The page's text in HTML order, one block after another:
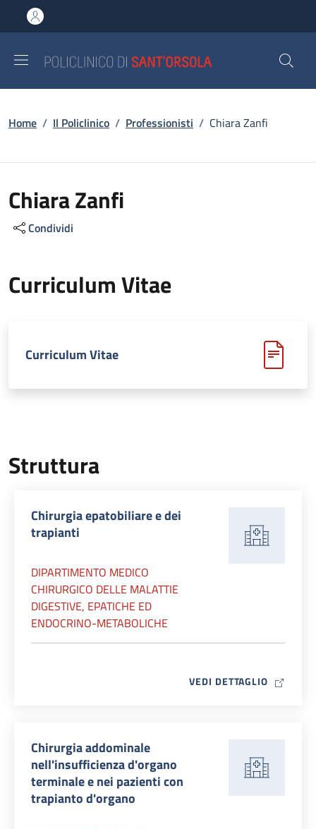
al contenuto principale
to footer content
Briciole di pane
Home / Il Policlinico / Professionisti / Chiara Zanfi
Chiara Zanfi
Condividi
Curriculum Vitae
Curriculum Vitae
Struttura
Chirurgia epatobiliare e dei
trapianti
DIPARTIMENTO MEDICO
CHIRURGICO DELLE MALATTIE
DIGESTIVE, EPATICHE ED
ENDOCRINO-METABOLICHE
VEDI DETTAGLIO MAP ICON
Chirurgia addominale
nell'insufficienza d'organo
terminale e nei pazienti con
trapianto d'organo